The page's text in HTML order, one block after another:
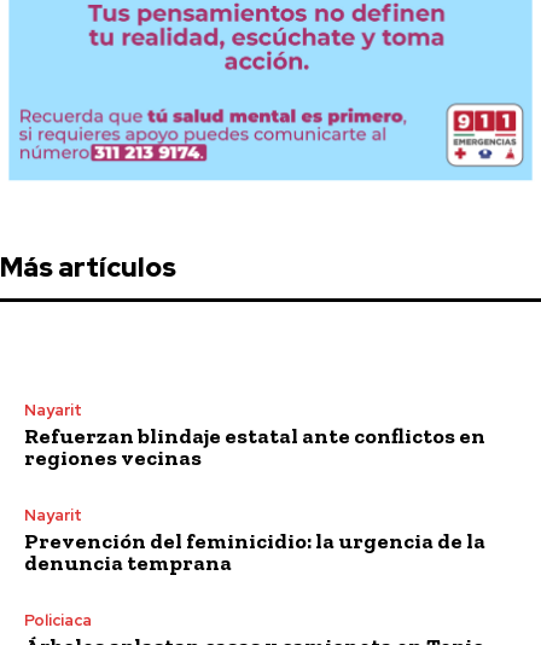
Más artículos
Nayarit
Refuerzan blindaje estatal ante conflictos en
regiones vecinas
Nayarit
Prevención del feminicidio: la urgencia de la
denuncia temprana
Policiaca